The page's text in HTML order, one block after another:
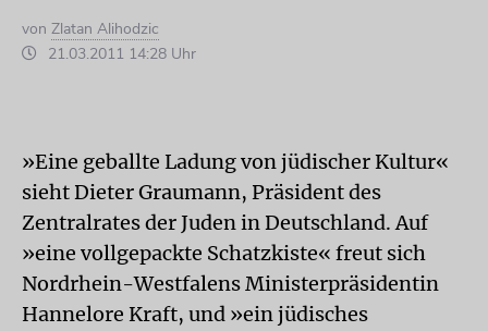
von Zlatan Alihodzic
21.03.2011 14:28 Uhr
»Eine geballte Ladung von jüdischer Kultur«
sieht Dieter Graumann, Präsident des
Zentralrates der Juden in Deutschland. Auf
»eine vollgepackte Schatzkiste« freut sich
Nordrhein-Westfalens Ministerpräsidentin
Hannelore Kraft, und »ein jüdisches